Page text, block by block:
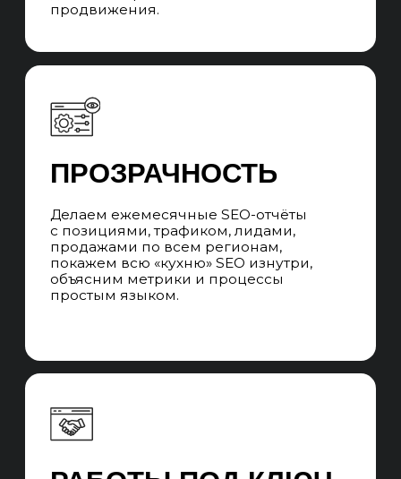
Во время сотрудничества вы
взаимодействуете с SEO-менеджером,
который говорит с вами на языке бизнеса,
выполнения. Забираем работу всех
подрядчиков, которые нужны для SEO-
ПРОЕКТНАЯ SEO-
КОМАНДА
ЧАСТЫЕ ВОПРОСЫ